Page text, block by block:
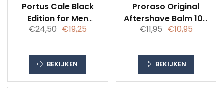
Portus Cale Black
Edition for Men
aftershave balm
€24,50 €19,25
BEKIJKEN
Proraso Original
Aftershave Balm 100
ml
€11,95 €10,95
BEKIJKEN